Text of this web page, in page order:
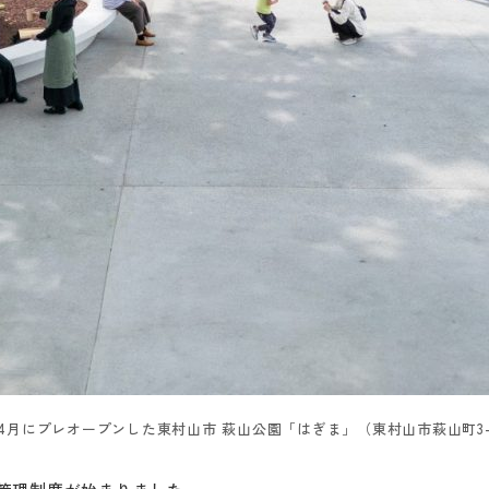
月にプレオープンした東村山市 萩山公園「はぎま」（東村山市萩山町